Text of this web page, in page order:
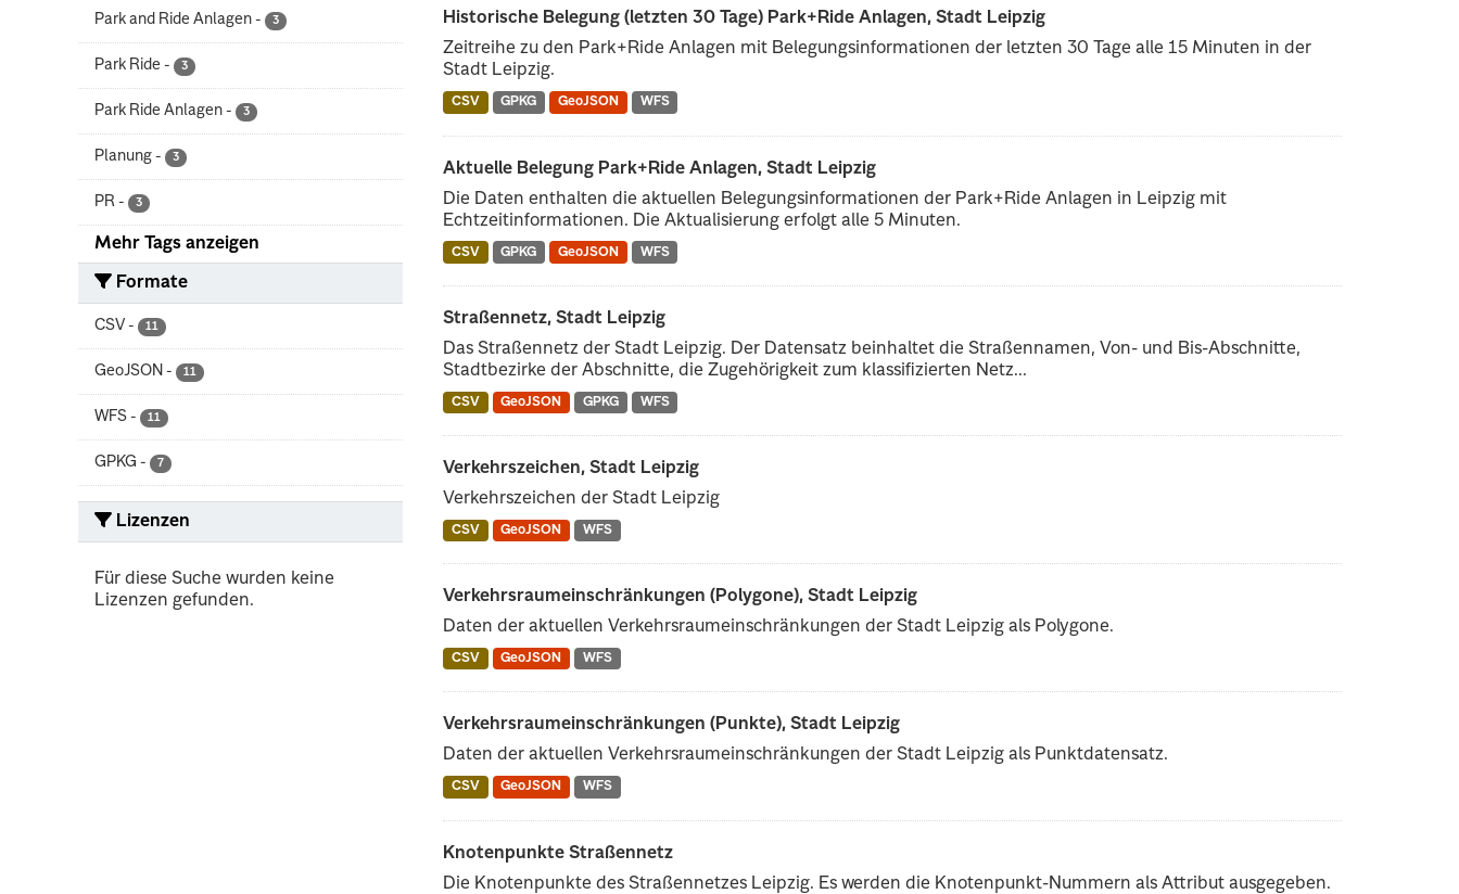
Park and Ride Anlagen - 3
Park Ride - 3
Park Ride Anlagen - 3
Planung - 3
PR - 3
Mehr Tags anzeigen
Formate
CSV - 11
GeoJSON - 11
WFS - 11
GPKG - 7
Lizenzen
Für diese Suche wurden keine
Lizenzen gefunden.
Historische Belegung (letzten 30 Tage) Park+Ride Anlagen, Stadt Leipzig
Zeitreihe zu den Park+Ride Anlagen mit Belegungsinformationen der letzten 30 Tage alle 15 Minuten in der
Stadt Leipzig.
CSV GPKG GeoJSON WFS
Aktuelle Belegung Park+Ride Anlagen, Stadt Leipzig
Die Daten enthalten die aktuellen Belegungsinformationen der Park+Ride Anlagen in Leipzig mit
Echtzeitinformationen. Die Aktualisierung erfolgt alle 5 Minuten.
CSV GPKG GeoJSON WFS
Straßennetz, Stadt Leipzig
Das Straßennetz der Stadt Leipzig. Der Datensatz beinhaltet die Straßennamen, Von- und Bis-Abschnitte,
Stadtbezirke der Abschnitte, die Zugehörigkeit zum klassifizierten Netz...
CSV GeoJSON GPKG WFS
Verkehrszeichen, Stadt Leipzig
Verkehrszeichen der Stadt Leipzig
CSV GeoJSON WFS
Verkehrsraumeinschränkungen (Polygone), Stadt Leipzig
Daten der aktuellen Verkehrsraumeinschränkungen der Stadt Leipzig als Polygone.
CSV GeoJSON WFS
Verkehrsraumeinschränkungen (Punkte), Stadt Leipzig
Daten der aktuellen Verkehrsraumeinschränkungen der Stadt Leipzig als Punktdatensatz.
CSV GeoJSON WFS
Knotenpunkte Straßennetz
Die Knotenpunkte des Straßennetzes Leipzig. Es werden die Knotenpunkt-Nummern als Attribut ausgegeben.